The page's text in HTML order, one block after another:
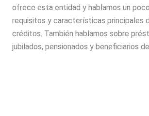
ofrece esta entidad y hablamos un
requisitos y características principales
créditos. También hablamos sobre
jubilados, pensionados y beneficiarios